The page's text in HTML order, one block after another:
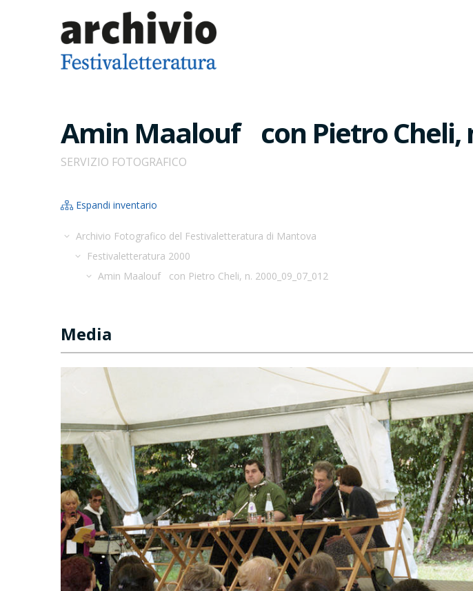
Amin Maalouf con Pietro Cheli,
SERVIZIO FOTOGRAFICO
Espandi inventario
Archivio Fotografico del Festivaletteratura di Mantova
Festivaletteratura 2000
Amin Maalouf con Pietro Cheli, n. 2000_09_07_012
Media